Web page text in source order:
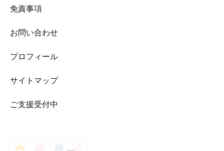
免責事項
お問い合わせ
プロフィール
サイトマップ
ご支援受付中